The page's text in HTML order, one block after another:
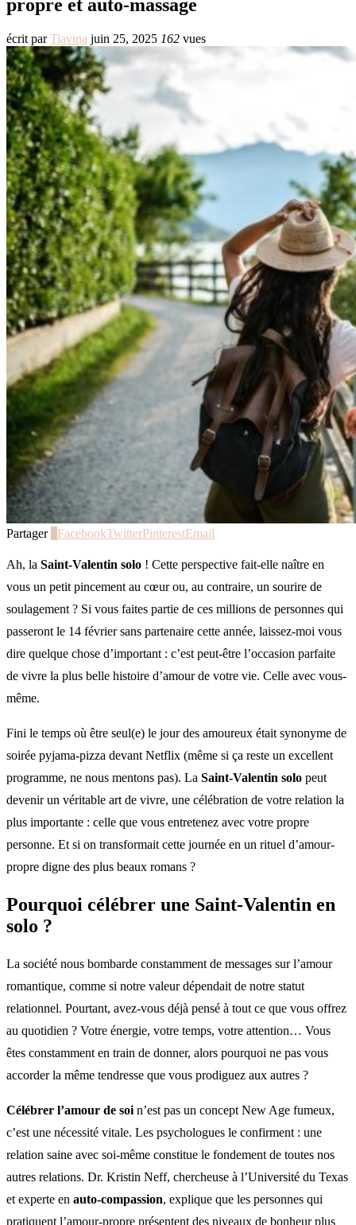
propre et auto-massage
écrit parTiavina juin 25, 2025 162 vues
Partager FacebookTwitterPinterestEmail
Ah, la Saint-Valentin solo ! Cette perspective fait-elle naître en
vous un petit pincement au cœur ou, au contraire, un sourire de
soulagement ? Si vous faites partie de ces millions de personnes qui
passeront le 14 février sans partenaire cette année, laissez-moi vous
dire quelque chose d’important : c’est peut-être l’occasion parfaite
de vivre la plus belle histoire d’amour de votre vie. Celle avec vous-
même.
Fini le temps où être seul(e) le jour des amoureux était synonyme de
soirée pyjama-pizza devant Netflix (même si ça reste un excellent
programme, ne nous mentons pas). La Saint-Valentin solo peut
devenir un véritable art de vivre, une célébration de votre relation la
plus importante : celle que vous entretenez avec votre propre
personne. Et si on transformait cette journée en un rituel d’amour-
propre digne des plus beaux romans ?
Pourquoi célébrer une Saint-Valentin en
solo ?
La société nous bombarde constamment de messages sur l’amour
romantique, comme si notre valeur dépendait de notre statut
relationnel. Pourtant, avez-vous déjà pensé à tout ce que vous offrez
au quotidien ? Votre énergie, votre temps, votre attention… Vous
êtes constamment en train de donner, alors pourquoi ne pas vous
accorder la même tendresse que vous prodiguez aux autres ?
Célébrer l’amour de soi n’est pas un concept New Age fumeux,
c’est une nécessité vitale. Les psychologues le confirment : une
relation saine avec soi-même constitue le fondement de toutes nos
autres relations. Dr. Kristin Neff, chercheuse à l’Université du Texas
et experte en auto-compassion, explique que les personnes qui
pratiquent l’amour-propre présentent des niveaux de bonheur plus